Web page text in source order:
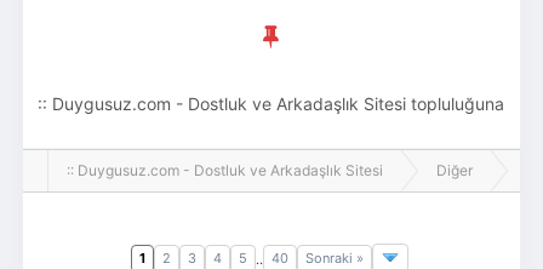
:: Duygusuz.com - Dostluk ve Arkadaşlık Sitesi topluluğuna
hoş geldin ziyaretçi! Aramıza katılmak istersen kayıt
:: Duygusuz.com - Dostluk ve Arkadaşlık Sitesi Diğer
1 2 3 4 5 .. 40 Sonraki »